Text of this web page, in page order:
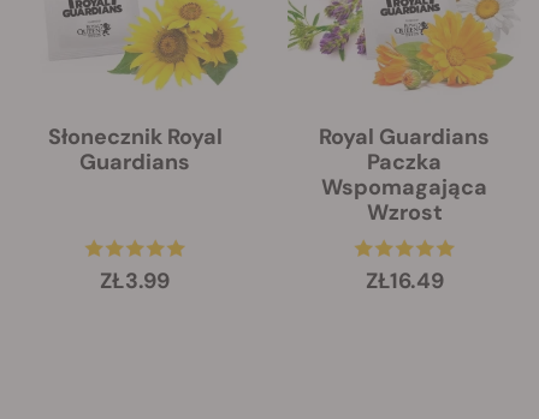
Słonecznik Royal
Guardians
ZŁ3.99
Royal Guardians
Paczka
Wspomagająca
Wzrost
ZŁ16.49